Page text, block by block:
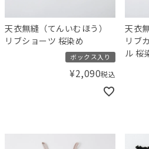
天衣無縫（てんいむほう）
リブショーツ 桜染め
ボックス入り
¥2,090税込
天衣
リブ
ル 桜